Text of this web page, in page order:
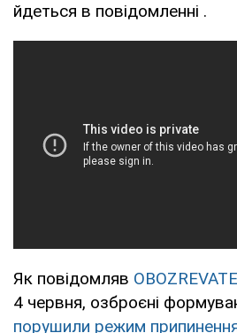
йдеться в повідомленні .
Як повідомляв
4 червня, озброєні
порушили режим